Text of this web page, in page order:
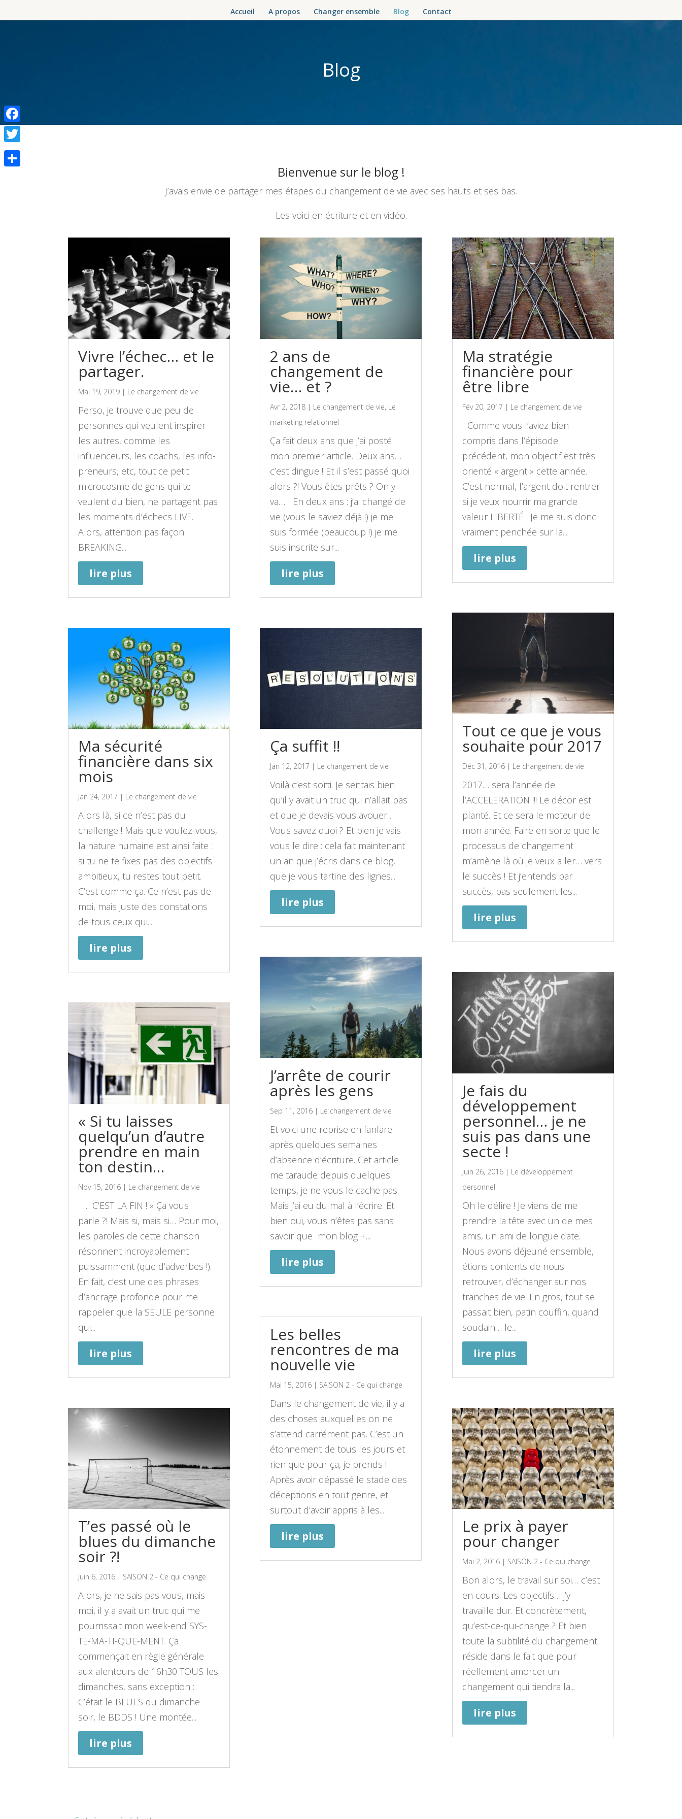
Accueil A propos Changer ensemble Blog Contact
Blog
Bienvenue sur le blog !
J’avais envie de partager mes étapes du changement de vie avec ses hauts et ses bas.
Les voici en écriture et en vidéo.
Vivre l’échec… et le
partager.
Mai 19, 2019 | Le changement de vie
Perso, je trouve que peu de
personnes qui veulent inspirer
les autres, comme les
influenceurs, les coachs, les info-
preneurs, etc, tout ce petit
microcosme de gens qui te
veulent du bien, ne partagent pas
les moments d’échecs LIVE.
Alors, attention pas façon
BREAKING...
lire plus
Ma sécurité
financière dans six
mois
Jan 24, 2017 | Le changement de vie
Alors là, si ce n’est pas du
challenge ! Mais que voulez-vous,
la nature humaine est ainsi faite :
si tu ne te fixes pas des objectifs
ambitieux, tu restes tout petit.
C’est comme ça. Ce n’est pas de
moi, mais juste des constations
de tous ceux qui...
lire plus
« Si tu laisses
quelqu’un d’autre
prendre en main
ton destin…
Nov 15, 2016 | Le changement de vie
… C’EST LA FIN ! » Ça vous
parle ?! Mais si, mais si… Pour moi,
les paroles de cette chanson
résonnent incroyablement
puissamment (que d’adverbes !).
En fait, c’est une des phrases
d’ancrage profonde pour me
rappeler que la SEULE personne
qui...
lire plus
T’es passé où le
blues du dimanche
soir ?!
Juin 6, 2016 | SAISON 2 - Ce qui change
Alors, je ne sais pas vous, mais
moi, il y a avait un truc qui me
pourrissait mon week-end SYS-
TE-MA-TI-QUE-MENT. Ça
commençait en règle générale
aux alentours de 16h30 TOUS les
dimanches, sans exception :
C’était le BLUES du dimanche
soir, le BDDS ! Une montée...
lire plus
2 ans de
changement de
vie… et ?
Avr 2, 2018 | Le changement de vie, Le
marketing relationnel
Ça fait deux ans que j’ai posté
mon premier article. Deux ans…
c’est dingue ! Et il s’est passé quoi
alors ?! Vous êtes prêts ? On y
va… En deux ans : j’ai changé de
vie (vous le saviez déjà !) je me
suis formée (beaucoup !) je me
suis inscrite sur...
lire plus
Ça suffit !!
Jan 12, 2017 | Le changement de vie
Voilà c’est sorti. Je sentais bien
qu’il y avait un truc qui n’allait pas
et que je devais vous avouer…
Vous savez quoi ? Et bien je vais
vous le dire : cela fait maintenant
un an que j’écris dans ce blog,
que je vous tartine des lignes...
lire plus
J’arrête de courir
après les gens
Sep 11, 2016 | Le changement de vie
Et voici une reprise en fanfare
après quelques semaines
d’absence d’écriture. Cet article
me taraude depuis quelques
temps, je ne vous le cache pas.
Mais j’ai eu du mal à l’écrire. Et
bien oui, vous n’êtes pas sans
savoir que mon blog +...
lire plus
Les belles
rencontres de ma
nouvelle vie
Mai 15, 2016 | SAISON 2 - Ce qui change
Dans le changement de vie, il y a
des choses auxquelles on ne
s’attend carrément pas. C’est un
étonnement de tous les jours et
rien que pour ça, je prends !
Après avoir dépassé le stade des
déceptions en tout genre, et
surtout d’avoir appris à les...
lire plus
Ma stratégie
financière pour
être libre
Fév 20, 2017 | Le changement de vie
Comme vous l’aviez bien
compris dans l’épisode
précédent, mon objectif est très
orienté « argent » cette année.
C’est normal, l’argent doit rentrer
si je veux nourrir ma grande
valeur LIBERTÉ ! Je me suis donc
vraiment penchée sur la...
lire plus
Tout ce que je vous
souhaite pour 2017
Déc 31, 2016| Le changement de vie
2017… sera l’année de
l’ACCELERATION !!! Le décor est
planté. Et ce sera le moteur de
mon année. Faire en sorte que le
processus de changement
m’amène là où je veux aller… vers
le succès ! Et j’entends par
succès, pas seulement les...
lire plus
Je fais du
développement
personnel… je ne
suis pas dans une
secte !
Juin 26, 2016| Le développement
personnel
Oh le délire ! Je viens de me
prendre la tête avec un de mes
amis, un ami de longue date.
Nous avons déjeuné ensemble,
étions contents de nous
retrouver, d’échanger sur nos
tranches de vie. En gros, tout se
passait bien, patin couffin, quand
soudain… le...
lire plus
Le prix à payer
pour changer
Mai 2, 2016| SAISON 2 - Ce qui change
Bon alors, le travail sur soi… c’est
en cours. Les objectifs… j’y
travaille dur. Et concrètement,
qu’est-ce-qui-change ? Et bien
toute la subtilité du changement
réside dans le fait que pour
réellement amorcer un
changement qui tiendra la...
lire plus
Facebook
Twitter